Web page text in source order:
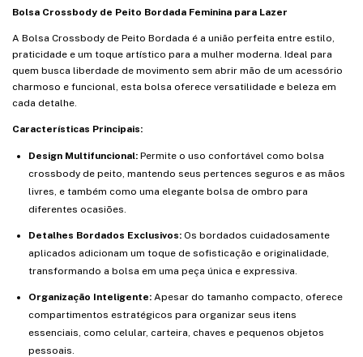
Bolsa Crossbody de Peito Bordada Feminina para Lazer
A Bolsa Crossbody de Peito Bordada é a união perfeita entre estilo,
praticidade e um toque artístico para a mulher moderna. Ideal para
quem busca liberdade de movimento sem abrir mão de um acessório
charmoso e funcional, esta bolsa oferece versatilidade e beleza em
cada detalhe.
Características Principais:
Design Multifuncional: Permite o uso confortável como bolsa
crossbody de peito, mantendo seus pertences seguros e as mãos
livres, e também como uma elegante bolsa de ombro para
diferentes ocasiões.
Detalhes Bordados Exclusivos: Os bordados cuidadosamente
aplicados adicionam um toque de sofisticação e originalidade,
transformando a bolsa em uma peça única e expressiva.
Organização Inteligente: Apesar do tamanho compacto, oferece
compartimentos estratégicos para organizar seus itens
essenciais, como celular, carteira, chaves e pequenos objetos
pessoais.